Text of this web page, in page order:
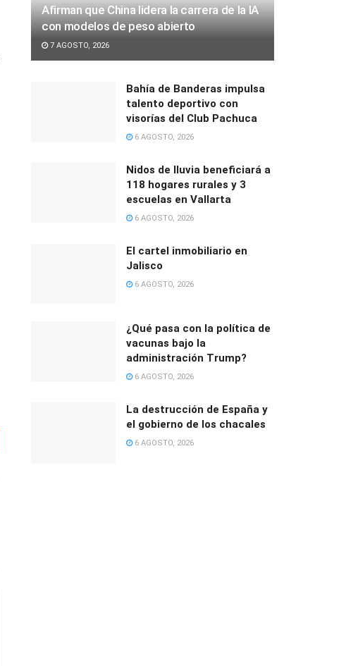
Afirman que China lidera la carrera de la IA
con modelos de peso abierto
7 AGOSTO, 2026
Bahía de Banderas impulsa
talento deportivo con
visorías del Club Pachuca
6 AGOSTO, 2026
Nidos de lluvia beneficiará a
118 hogares rurales y 3
escuelas en Vallarta
6 AGOSTO, 2026
El cartel inmobiliario en
Jalisco
6 AGOSTO, 2026
¿Qué pasa con la política de
vacunas bajo la
administración Trump?
6 AGOSTO, 2026
La destrucción de España y
el gobierno de los chacales
6 AGOSTO, 2026